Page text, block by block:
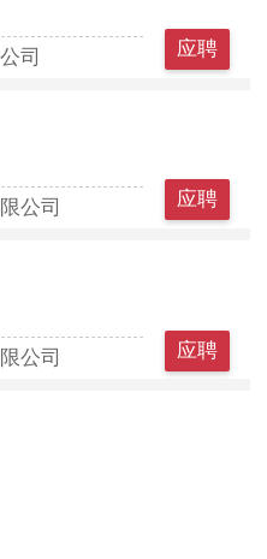
司
应聘
公司
应聘
公司
应聘